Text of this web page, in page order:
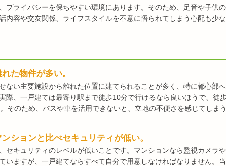
プライバシーを保ちやすい環境にあります。そのため、足音や子供の
内容や交友関係、ライフスタイルを不意に悟られてしまう心配も少な
た物件が多い。
ない主要施設から離れた位置に建てられることが多く、特に都心部へ
際、一戸建ては最寄り駅まで徒歩10分で行けるなら良いほうで、徒
そのため、バスや車を活用できないと、立地の不便さを感じてしま
ションと比べセキュリティが低い。
セキュリティのレベルが低いことです。マンションなら監視カメラや
いますが、一戸建てならすべて自分で用意しなければなりません。当